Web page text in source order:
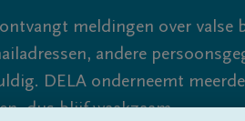
meldingen over valse
andere
DELA onderneemt
dus blijf waakzaam.